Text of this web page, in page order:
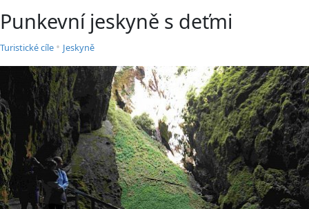
Punkevní jeskyně s deťmi
Turistické cíle • Jeskyně